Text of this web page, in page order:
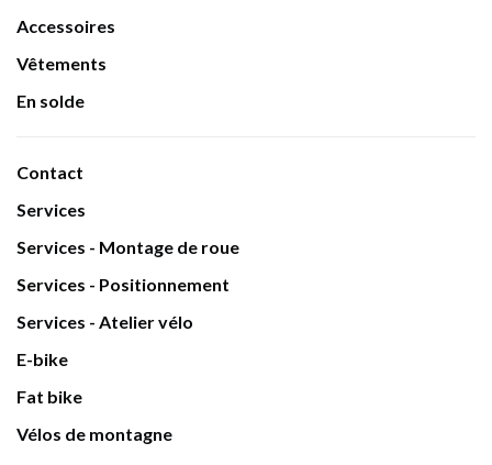
Accessoires
Vêtements
En solde
Contact
Services
Services - Montage de roue
Services - Positionnement
Services - Atelier vélo
E-bike
Fat bike
Vélos de montagne